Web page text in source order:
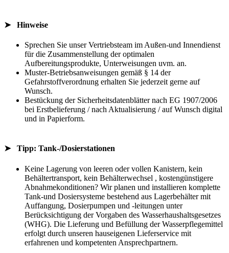
➤ Hinweise
Sprechen Sie unser Vertriebsteam im Außen-und Innendienst
für die Zusammenstellung der optimalen
Aufbereitungsprodukte, Unterweisungen uvm. an.
Muster-Betriebsanweisungen gemäß § 14 der
Gefahrstoffverordnung erhalten Sie jederzeit gerne auf
Wunsch.
Bestückung der Sicherheitsdatenblätter nach EG 1907/2006
bei Erstbelieferung / nach Aktualisierung / auf Wunsch digital
und in Papierform.
➤ Tipp: Tank-/Dosierstationen
Keine Lagerung von leeren oder vollen Kanistern, kein
Behältertransport, kein Behälterwechsel , kostengünstigere
Abnahmekonditionen? Wir planen und installieren komplette
Tank-und Dosiersysteme bestehend aus Lagerbehälter mit
Auffangung, Dosierpumpen und -leitungen unter
Berücksichtigung der Vorgaben des Wasserhaushaltsgesetzes
(WHG). Die Lieferung und Befüllung der Wasserpflegemittel
erfolgt durch unseren hauseigenen Lieferservice mit
erfahrenen und kompetenten Ansprechpartnern.